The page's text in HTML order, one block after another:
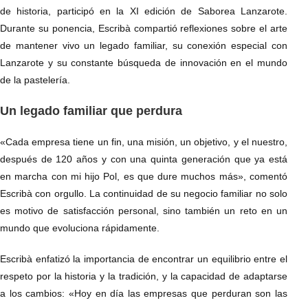
de historia, participó en la XI edición de Saborea Lanzarote.
Durante su ponencia, Escribà compartió reflexiones sobre el arte
de mantener vivo un legado familiar, su conexión especial con
Lanzarote y su constante búsqueda de innovación en el mundo
de la pastelería.
Un legado familiar que perdura
«Cada empresa tiene un fin, una misión, un objetivo, y el nuestro,
después de 120 años y con una quinta generación que ya está
en marcha con mi hijo Pol, es que dure muchos más», comentó
Escribà con orgullo. La continuidad de su negocio familiar no solo
es motivo de satisfacción personal, sino también un reto en un
mundo que evoluciona rápidamente.
Escribà enfatizó la importancia de encontrar un equilibrio entre el
respeto por la historia y la tradición, y la capacidad de adaptarse
a los cambios: «Hoy en día las empresas que perduran son las